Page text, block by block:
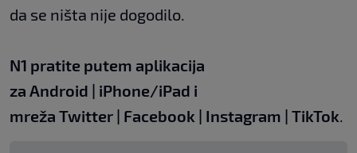
da se ništa nije dogodilo.
N1 pratite putem aplikacija
za Android | iPhone/iPad i
mreža Twitter | Facebook | Instagram | TikTok.